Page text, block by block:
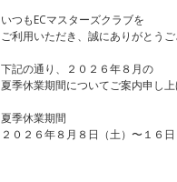
いつもECマスターズクラブを
ご利用いただき、誠にありがとうご
下記の通り、２０２６年８月の
夏季休業期間についてご案内申し上
夏季休業期間
２０２６年８月８日（土）〜１６日